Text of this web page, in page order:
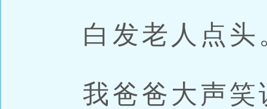
白发老人点头
我爸爸大声笑